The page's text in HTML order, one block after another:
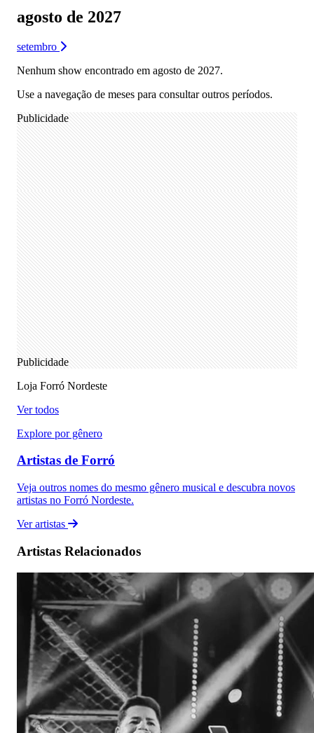
agosto de 2027
setembro
Nenhum show encontrado em agosto de 2027.
Use a navegação de meses para consultar outros períodos.
Publicidade
Publicidade
Loja Forró Nordeste
Ver todos
Explore por gênero
Artistas de Forró
Veja outros nomes do mesmo gênero musical e descubra novos
artistas no Forró Nordeste.
Ver artistas
Artistas Relacionados